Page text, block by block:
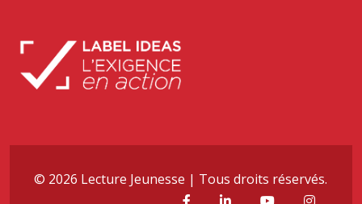
© 2026 Lecture Jeunesse | Tous droits réservés.